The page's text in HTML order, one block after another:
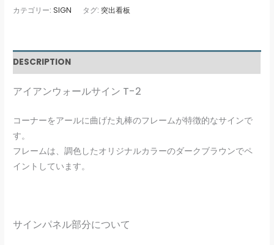
カテゴリー:SIGN タグ: 突出看板
DESCRIPTION
アイアンウォールサイン T-2
コーナーをアールに曲げた丸棒のフレームが特徴的なサインで
す。
フレームは、調色したオリジナルカラーのダークブラウンでペ
イントしています。
サインパネル部分について